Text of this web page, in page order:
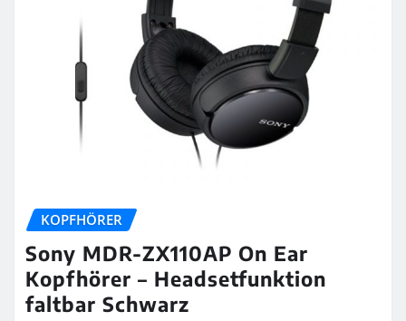
KOPFHÖRER
Sony MDR-ZX110AP On Ear
Kopfhörer – Headsetfunktion
faltbar Schwarz